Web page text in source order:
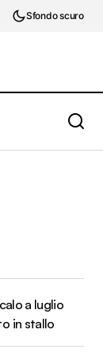
Sfondo scuro
a luglio
in stallo